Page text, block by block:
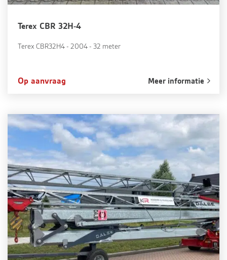
Terex CBR 32H-4
Terex CBR32H4 - 2004 - 32 meter
Op aanvraag Meer informatie